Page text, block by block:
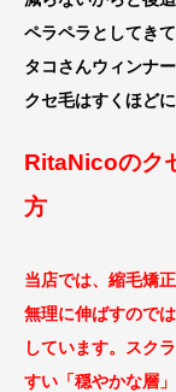
ペラペラ としてき
タコさんウィンナ
クセ毛はすくほど
RitaNicoのク
方
当店では、縮毛矯
無理に伸ばすのでは
しています。
スク
すい「穏やかな層